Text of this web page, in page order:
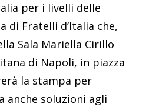
per i livelli delle
di Fratelli d’Italia che,
Sala Mariella Cirillo
di Napoli, in piazza
la stampa per
soluzioni agli